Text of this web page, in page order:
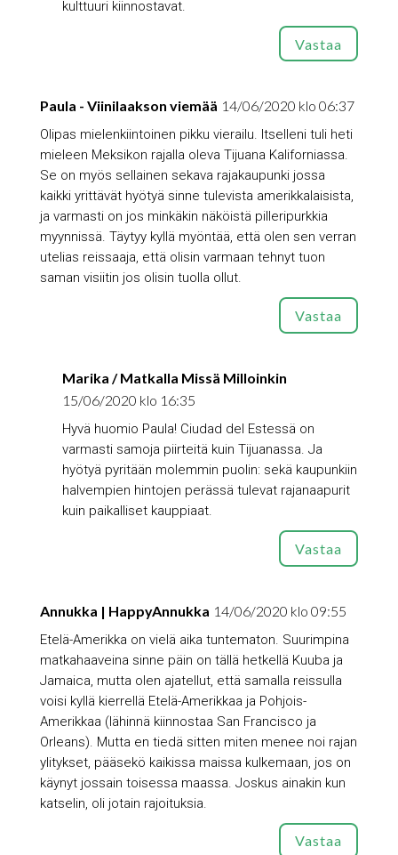
kulttuuri kiinnostavat.
Vastaa
Paula - Viinilaakson viemää 14/06/2020 klo 06:37
Olipas mielenkiintoinen pikku vierailu. Itselleni tuli heti
mieleen Meksikon rajalla oleva Tijuana Kaliforniassa.
Se on myös sellainen sekava rajakaupunki jossa
kaikki yrittävät hyötyä sinne tulevista amerikkalaisista,
ja varmasti on jos minkäkin näköistä pilleripurkkia
myynnissä. Täytyy kyllä myöntää, että olen sen verran
utelias reissaaja, että olisin varmaan tehnyt tuon
saman visiitin jos olisin tuolla ollut.
Vastaa
Marika / Matkalla Missä Milloinkin
15/06/2020 klo 16:35
Hyvä huomio Paula! Ciudad del Estessä on
varmasti samoja piirteitä kuin Tijuanassa. Ja
hyötyä pyritään molemmin puolin: sekä kaupunkiin
halvempien hintojen perässä tulevat rajanaapurit
kuin paikalliset kauppiaat.
Vastaa
Annukka | HappyAnnukka 14/06/2020 klo 09:55
Etelä-Amerikka on vielä aika tuntematon. Suurimpina
matkahaaveina sinne päin on tällä hetkellä Kuuba ja
Jamaica, mutta olen ajatellut, että samalla reissulla
voisi kyllä kierrellä Etelä-Amerikkaa ja Pohjois-
Amerikkaa (lähinnä kiinnostaa San Francisco ja
Orleans). Mutta en tiedä sitten miten menee noi rajan
ylitykset, pääsekö kaikissa maissa kulkemaan, jos on
käynyt jossain toisessa maassa. Joskus ainakin kun
katselin, oli jotain rajoituksia.
Vastaa